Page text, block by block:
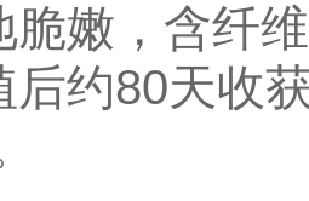
脆嫩，含纤
后约80天收